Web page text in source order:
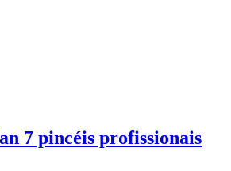
7 pincéis profissionais